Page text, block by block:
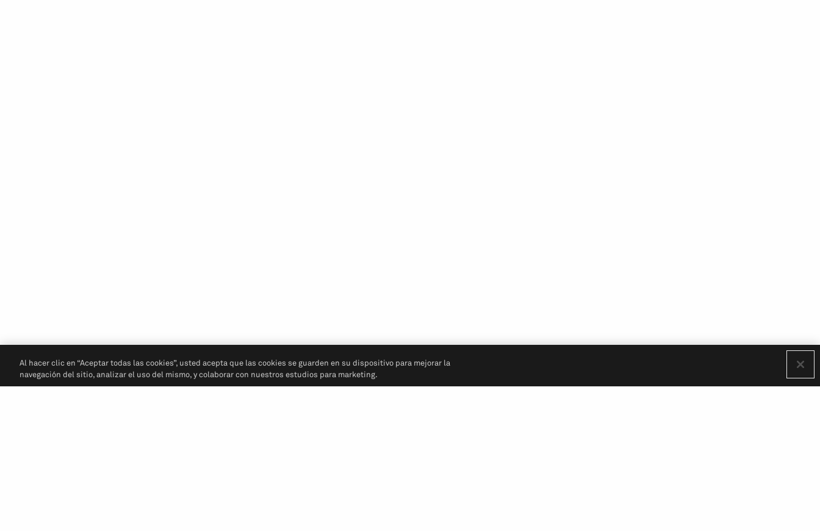
Al hacer clic en “Aceptar todas las cookies”, usted acepta que las cookies se guarden en su dispositivo para mejorar la
navegación del sitio, analizar el uso del mismo, y colaborar con nuestros estudios para marketing.